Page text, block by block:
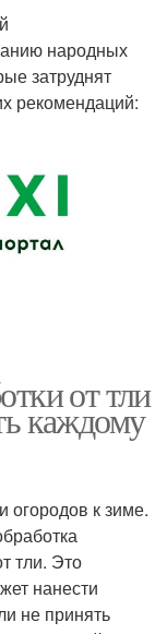
народных
затруднят
рекомендаций:
от тли
каждому
огородов к зиме.
тли. Это
нанести
не принять